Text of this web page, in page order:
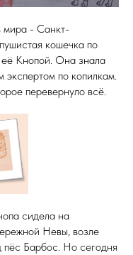
мира - Санкт-
кошечка по
Кнопой. Она знала
экспертом по копилкам.
перевернуло всё.
сидела на
Невы, возле
Барбос. Но сегодня